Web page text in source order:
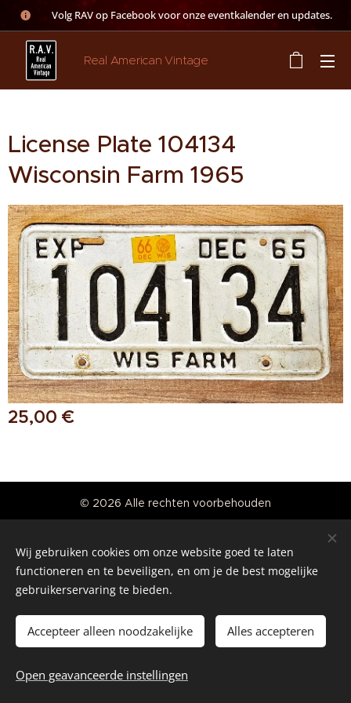
👉 Volg RAV op Facebook voor onze eventkalender en updates.
Real American Vintage
License Plate 104134
Wisconsin Farm 1965
25,00 €
Toevoegen aan de winkelwagen
© 2026 Alle rechten voorbehouden
Cookies
Talen
Nederlands
English
Wij gebruiken cookies om onze website goed te laten
functioneren en te beveiligen, en om je de best mogelijke
gebruikerservaring te bieden.
Accepteer alleen noodzakelijke Alles accepteren
Open geavanceerde instellingen